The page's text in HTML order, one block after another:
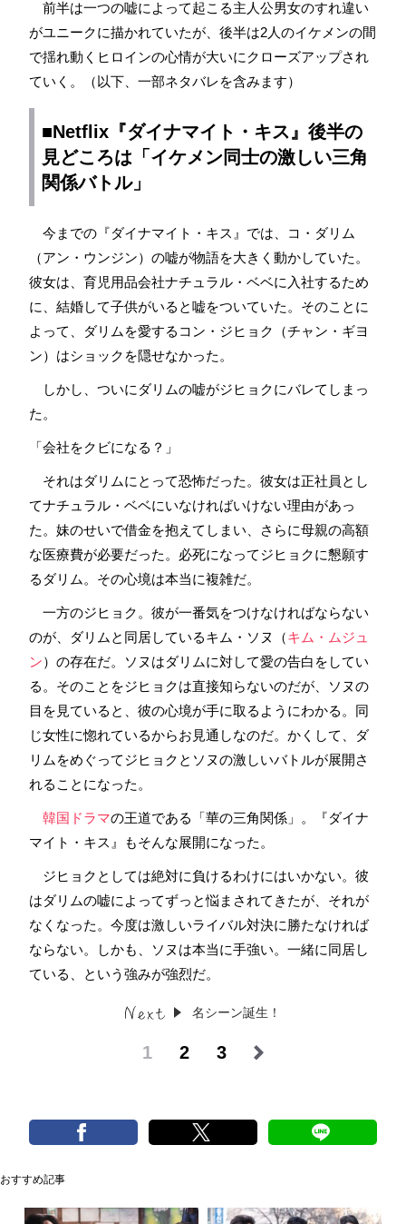
前半は一つの嘘によって起こる主人公男女のすれ違い
がユニークに描かれていたが、後半は2人のイケメンの間
で揺れ動くヒロインの心情が大いにクローズアップされ
ていく。（以下、一部ネタバレを含みます）
■Netflix『ダイナマイト・キス』後半の
見どころは「イケメン同士の激しい三角
関係バトル」
今までの『ダイナマイト・キス』では、コ・ダリム
（アン・ウンジン）の嘘が物語を大きく動かしていた。
彼女は、育児用品会社ナチュラル・ベベに入社するため
に、結婚して子供がいると嘘をついていた。そのことに
よって、ダリムを愛するコン・ジヒョク（チャン・ギヨ
ン）はショックを隠せなかった。
しかし、ついにダリムの嘘がジヒョクにバレてしまっ
た。
「会社をクビになる？」
それはダリムにとって恐怖だった。彼女は正社員とし
てナチュラル・ベベにいなければいけない理由があっ
た。妹のせいで借金を抱えてしまい、さらに母親の高額
な医療費が必要だった。必死になってジヒョクに懇願す
るダリム。その心境は本当に複雑だ。
一方のジヒョク。彼が一番気をつけなければならない
のが、ダリムと同居しているキム・ソヌ（キム・ムジュ
ン）の存在だ。ソヌはダリムに対して愛の告白をしてい
る。そのことをジヒョクは直接知らないのだが、ソヌの
目を見ていると、彼の心境が手に取るようにわかる。同
じ女性に惚れているからお見通しなのだ。かくして、ダ
リムをめぐってジヒョクとソヌの激しいバトルが展開さ
れることになった。
韓国ドラマの王道である「華の三角関係」。『ダイナ
マイト・キス』もそんな展開になった。
ジヒョクとしては絶対に負けるわけにはいかない。彼
はダリムの嘘によってずっと悩まされてきたが、それが
なくなった。今度は激しいライバル対決に勝たなければ
ならない。しかも、ソヌは本当に手強い。一緒に同居し
ている、という強みが強烈だ。
名シーン誕生！
1 2 3
おすすめ記事